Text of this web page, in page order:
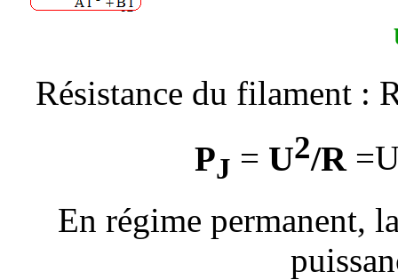
Résistance du filament :
PJ = U2/R
En régime permanent,